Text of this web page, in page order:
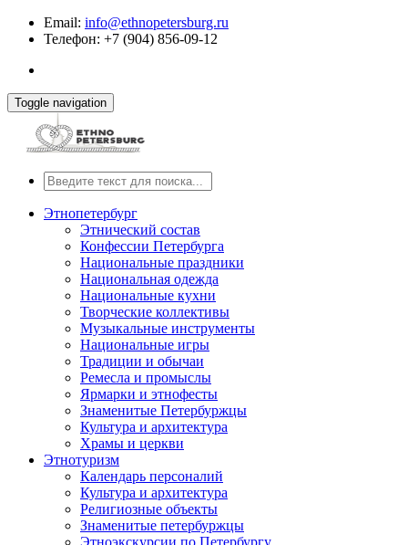
Email: info@ethnopetersburg.ru
Телефон: +7 (904) 856-09-12
Toggle navigation
Этнопетербург
Этнический состав
Конфессии Петербурга
Национальные праздники
Национальная одежда
Национальные кухни
Творческие коллективы
Музыкальные инструменты
Национальные игры
Традиции и обычаи
Ремесла и промыслы
Ярмарки и этнофесты
Знаменитые Петербуржцы
Культура и архитектура
Храмы и церкви
Этнотуризм
Календарь персоналий
Культура и архитектура
Религиозные объекты
Знаменитые петербуржцы
Этноэкскурсии по Петербургу